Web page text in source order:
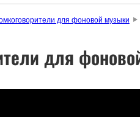
для фоновой музыки
для